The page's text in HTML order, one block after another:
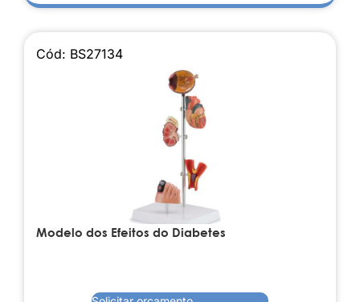
Cód: BS27134
Modelo dos Efeitos do Diabetes